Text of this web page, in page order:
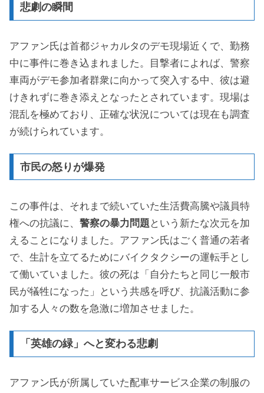
悲劇の瞬間
アファン氏は首都ジャカルタのデモ現場近くで、勤務
中に事件に巻き込まれました。目撃者によれば、警察
車両がデモ参加者群衆に向かって突入する中、彼は避
けきれずに巻き添えとなったとされています。現場は
混乱を極めており、正確な状況については現在も調査
が続けられています。
市民の怒りが爆発
この事件は、それまで続いていた生活費高騰や議員特
権への抗議に、 警察の暴力問題 という新たな次元を加
えることになりました。アファン氏はごく普通の若者
で、生計を立てるためにバイクタクシーの運転手とし
て働いていました。彼の死は「自分たちと同じ一般市
民が犠牲になった」という共感を呼び、抗議活動に参
加する人々の数を急激に増加させました。
「英雄の緑」へと変わる悲劇
アファン氏が所属していた配車サービス企業の制服の